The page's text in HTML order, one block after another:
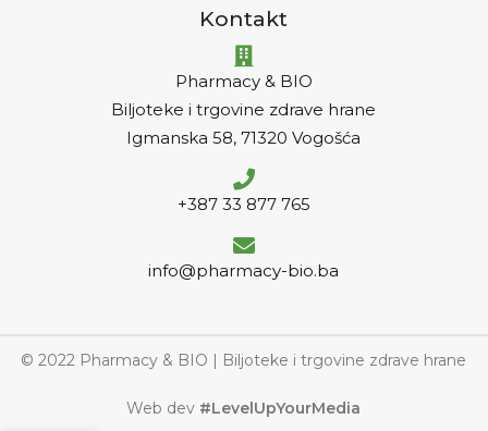
Kontakt
Pharmacy & BIO
Biljoteke i trgovine zdrave hrane
Igmanska 58, 71320 Vogošća
+387 33 877 765
info@pharmacy-bio.ba
© 2022 Pharmacy & BIO | Biljoteke i trgovine zdrave hrane
Web dev #LevelUpYourMedia